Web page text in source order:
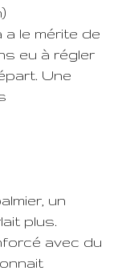
le mérite de
eu à régler
Une
un
plus.
avec du